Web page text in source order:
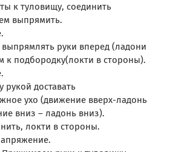
к туловищу, соединить
выпрямить.
руки вперед (ладони
к подбородку(локти в стороны).
рукой доставать
ухо (движение вверх-ладонь
вниз – ладонь вниз).
локти в стороны.